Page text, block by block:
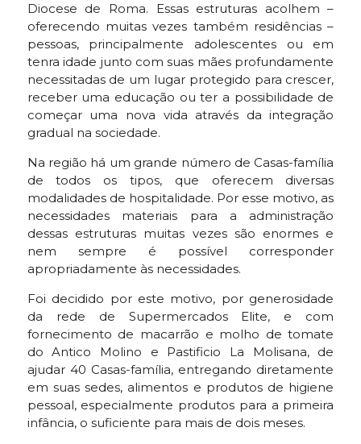
Diocese de Roma. Essas estruturas acolhem –
oferecendo muitas vezes também residências –
pessoas, principalmente adolescentes ou em
tenra idade junto com suas mães profundamente
necessitadas de um lugar protegido para crescer,
receber uma educação ou ter a possibilidade de
começar uma nova vida através da integração
gradual na sociedade.
Na região há um grande número de Casas-família
de todos os tipos, que oferecem diversas
modalidades de hospitalidade. Por esse motivo, as
necessidades materiais para a administração
dessas estruturas muitas vezes são enormes e
nem sempre é possível corresponder
apropriadamente às necessidades.
Foi decidido por este motivo, por generosidade
da rede de Supermercados Elite, e com
fornecimento de macarrão e molho de tomate
do Antico Molino e Pastificio La Molisana, de
ajudar 40 Casas-família, entregando diretamente
em suas sedes, alimentos e produtos de higiene
pessoal, especialmente produtos para a primeira
infância, o suficiente para mais de dois meses.